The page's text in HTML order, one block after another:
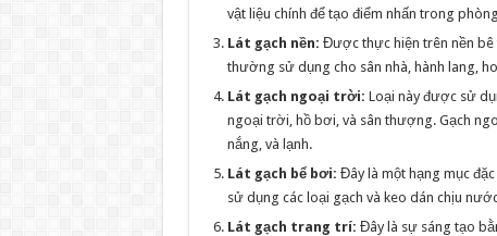
vật liệu chính để tạo điểm nhấn trong
Lát gạch nền: Được thực hiện trên nền bê
thường sử dụng cho sân nhà, hành lang,
Lát gạch ngoại trời: Loại này được sử
ngoại trời, hồ bơi, và sân thượng. Gạch
nắng, và lạnh.
Lát gạch bể bơi: Đây là một hạng mục
sử dụng các loại gạch và keo dán chịu
Lát gạch trang trí: Đây là sự sáng tạo